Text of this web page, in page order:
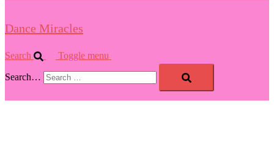
Dance Miracles
Search Toggle menu
Search…